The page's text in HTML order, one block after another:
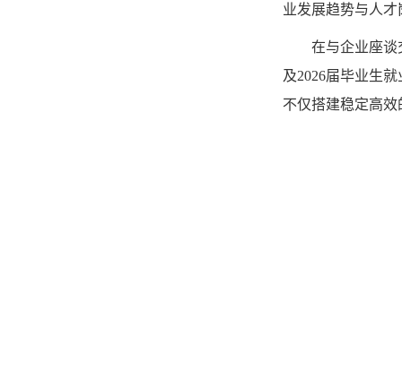
业发展趋势与人才
在与企业座谈
及2026届毕业生
不仅搭建稳定高